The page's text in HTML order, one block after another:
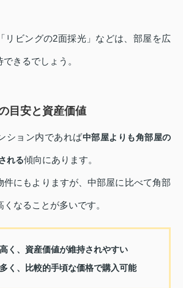
リビングの2面採光」などは、部屋を広
きるでしょう。
目安と資産価値
ション内であれば中部屋よりも角部屋の
れる傾向にあります。
件にもよりますが、中部屋に比べて角部
なることが多いです。
く、資産価値が維持されやすい
く、比較的手頃な価格で購入可能